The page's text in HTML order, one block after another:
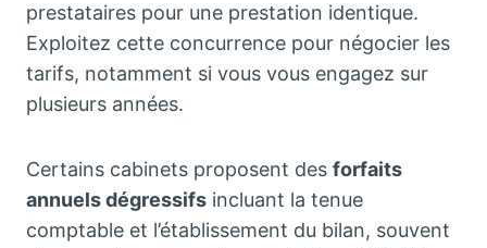
prestataires pour une prestation identique.
Exploitez cette concurrence pour négocier les
tarifs, notamment si vous vous engagez sur
plusieurs années.
Certains cabinets proposent des forfaits
annuels dégressifs incluant la tenue
comptable et l’établissement du bilan, souvent